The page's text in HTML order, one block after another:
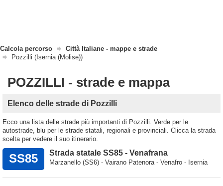
Calcola percorso
Città Italiane - mappe e strade
Pozzilli (Isernia (Molise))
POZZILLI - strade e mappa
Elenco delle strade di Pozzilli
Ecco una lista delle strade più importanti di Pozzilli. Verde per le
autostrade, blu per le strade statali, regionali e provinciali. Clicca la strada
scelta per vedere il suo itinerario.
SS85 Strada statale SS85 - Venafrana
Marzanello (SS6) - Vairano Patenora - Venafro - Isernia